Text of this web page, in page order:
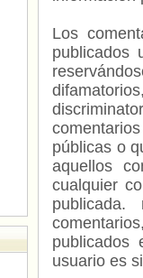
Los
publicados
públicas o
aquellos
cualquier
usuario es